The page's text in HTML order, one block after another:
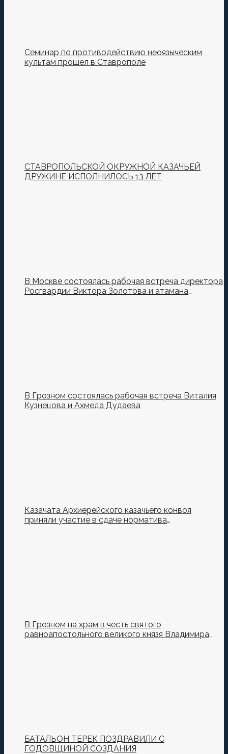
Семинар по противодействию неоязыческим
культам прошел в Ставрополе
СТАВРОПОЛЬСКОЙ ОКРУЖНОЙ КАЗАЧЬЕЙ
ДРУЖИНЕ ИСПОЛНИЛОСЬ 13 ЛЕТ
В Москве состоялась рабочая встреча директора
Росгвардии Виктора Золотова и атамана
В Грозном состоялась рабочая встреча Виталия
Кузнецова и Ахмеда Дудаева
Казачата Архиерейского казачьего конвоя
приняли участие в сдаче норматива
В Грозном на храм в честь святого
равноапостольного великого князя Владимира
БАТАЛЬОН ТЕРЕК ПОЗДРАВИЛИ С
ГОДОВЩИНОЙ СОЗДАНИЯ